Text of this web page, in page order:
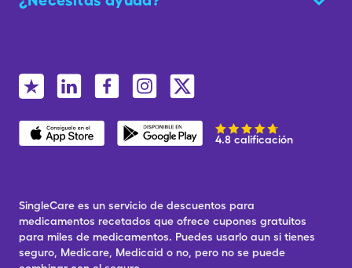
4.8 calificación
SingleCare es un servicio de descuentos para
medicamentos recetados que ofrece cupones gratuitos
para miles de medicamentos. Puedes usarlo aun si tienes
seguro, Medicare, Medicaid o no, pero no se puede